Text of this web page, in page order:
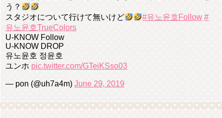
う？
スタジオについて行けて無いけど
#유노윤호Follow #
유노윤호TrueColors
U-KNOW Follow
U-KNOW DROP
유노윤호 정윤호
ユンホ pic.twitter.com/GTeiKSso03
— pon (@uh7a4m) June 29, 2019